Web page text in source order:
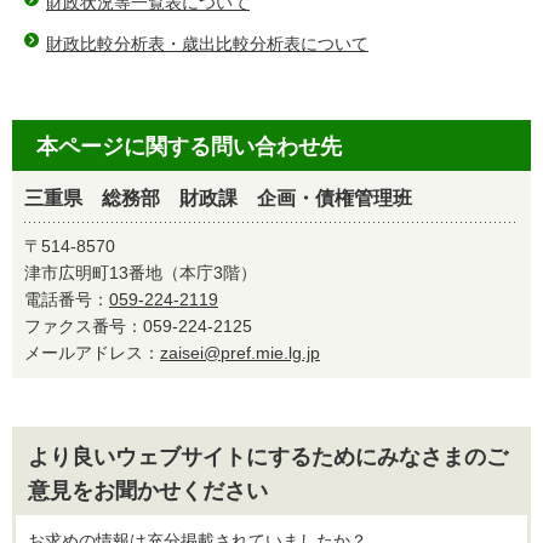
財政比較分析表・歳出比較分析表について
本ページに関する問い合わせ先
三重県 総務部 財政課 企画・債権管理班
〒514-8570
津市広明町13番地（本庁3階）
電話番号： 059-224-2119
ファクス番号：059-224-2125
メールアドレス： zaisei@pref.mie.lg.jp
より良いウェブサイトにするためにみなさまのご
意見をお聞かせください